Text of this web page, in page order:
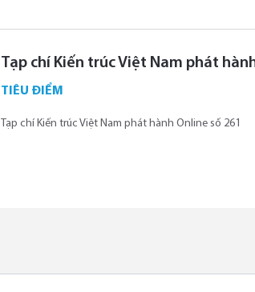
Tạp chí Kiến trúc Việt Nam phát
TIÊU ĐIỂM
Tạp chí Kiến trúc Việt Nam phát hành Online số 261